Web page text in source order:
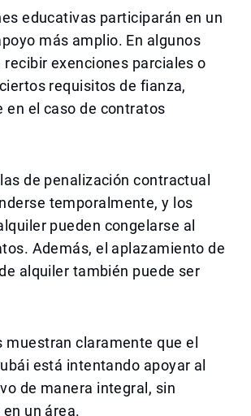
educativas participarán en un
más amplio. En algunos
recibir exenciones parciales o
requisitos de fianza,
en el caso de contratos
de penalización contractual
temporalmente, y los
pueden congelarse al
Además, el aplazamiento de
alquiler también puede ser
muestran claramente que el
está intentando apoyar al
de manera integral, sin
un área.